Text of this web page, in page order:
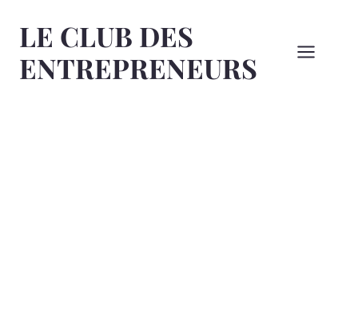
LE CLUB DES
ENTREPRENEURS